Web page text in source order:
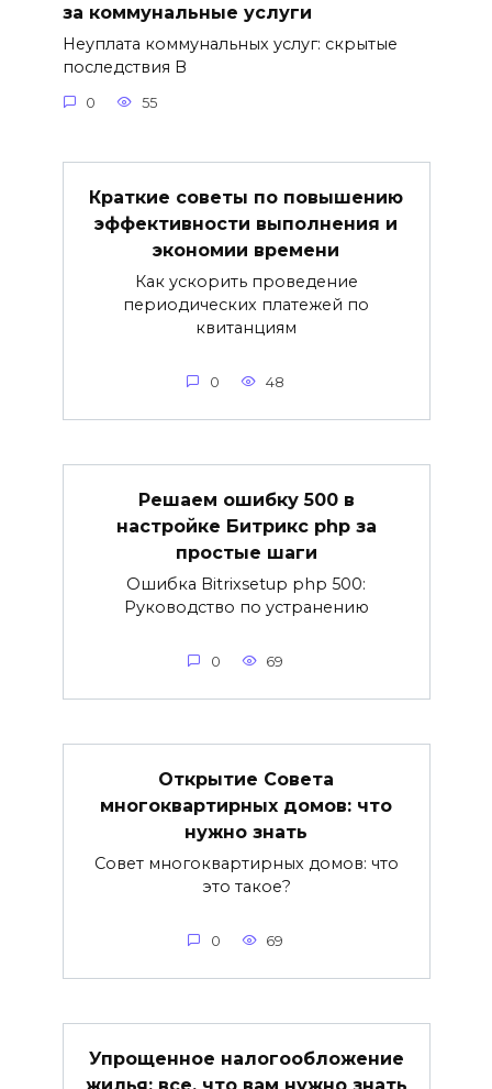
за коммунальные услуги
Неуплата коммунальных услуг: скрытые
последствия В
0 55
Краткие советы по повышению
эффективности выполнения и
экономии времени
Как ускорить проведение
периодических платежей по
квитанциям
0 48
Решаем ошибку 500 в
настройке Битрикс php за
простые шаги
Ошибка Bitrixsetup php 500:
Руководство по устранению
0 69
Открытие Совета
многоквартирных домов: что
нужно знать
Совет многоквартирных домов: что
это такое?
0 69
Упрощенное налогообложение